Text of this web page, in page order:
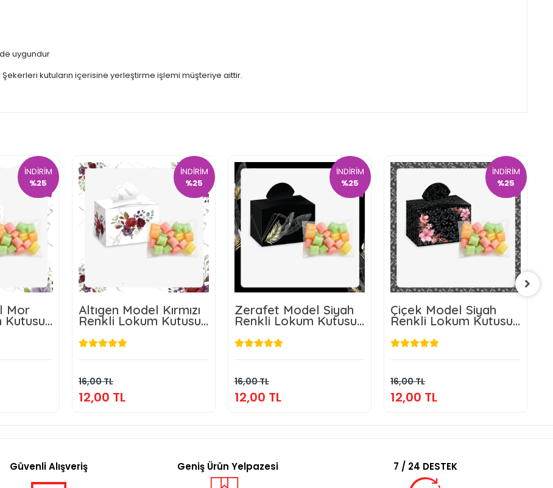
uygundur
kutuların içerisine yerleştirme işlemi müşteriye aittir.
İNDİRİM
%25
Mor
Kutusu
İNDİRİM
%25
Altıgen Model Kırmızı
Renkli Lokum Kutusu
16,00 TL
12,00 TL
İNDİRİM
%25
Zerafet Model Siyah
Renkli Lokum Kutusu
16,00 TL
12,00 TL
İNDİRİM
%25
Çiçek Model Siyah
Renkli Lokum Kutusu
16,00 TL
12,00 TL
Güvenli Alışveriş Geniş Ürün Yelpazesi 7 / 24 DESTEK